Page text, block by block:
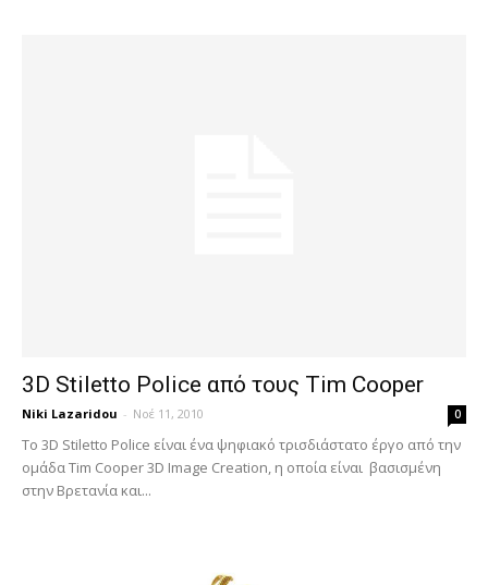
3D Stiletto Police από τους Tim Cooper
Niki Lazaridou - Νοέ 11, 2010 0
Το 3D Stiletto Police είναι ένα ψηφιακό τρισδιάστατο έργο από την
ομάδα Tim Cooper 3D Image Creation, η οποία είναι βασισμένη
στην Βρετανία και...